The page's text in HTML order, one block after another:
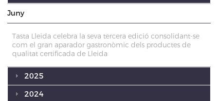
Juny
Tasta Lleida celebra la seva tercera edició consolidant-se
com el gran aparador gastronòmic dels productes de
qualitat certificada de Lleida
2025
2024